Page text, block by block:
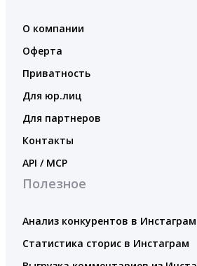
О компании
Оферта
Приватность
Для юр.лиц
Для партнеров
Контакты
API / MCP
Полезное
Анализ конкурентов в Инстаграм
Статистика сторис в Инстаграм